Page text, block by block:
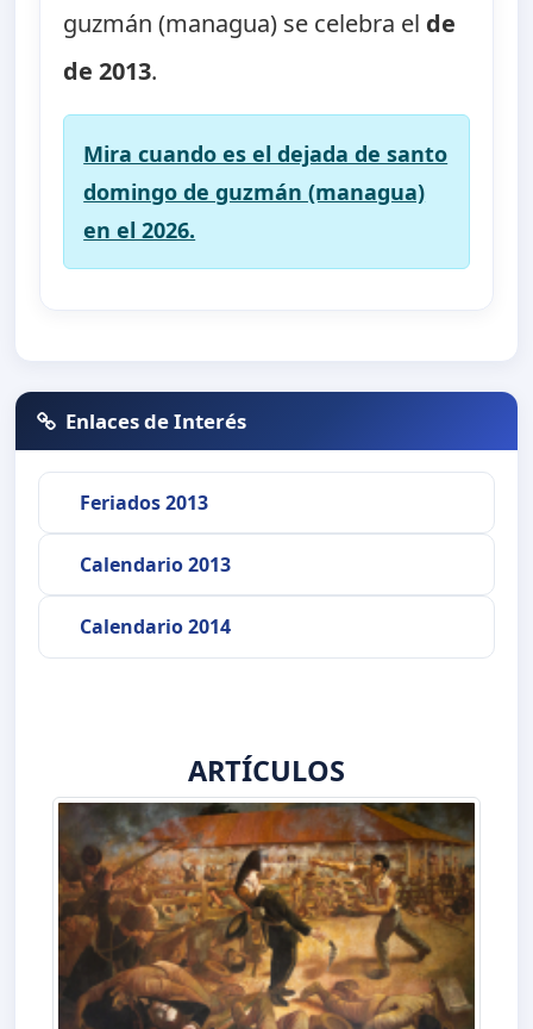
guzmán (managua) se celebra el de
de 2013.
Mira cuando es el dejada de santo
domingo de guzmán (managua)
en el 2026.
Enlaces de Interés
Feriados 2013
Calendario 2013
Calendario 2014
ARTÍCULOS